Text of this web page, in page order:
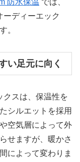
防水保温 では、
ーディーエック
。
い足元に向く
クスは、保温性を
シルエットを採用
空気層によって外
せますが、暖かさ
によって変わりま